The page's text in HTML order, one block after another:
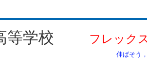
等学校 フレックス
の良いところ！ 愛そ